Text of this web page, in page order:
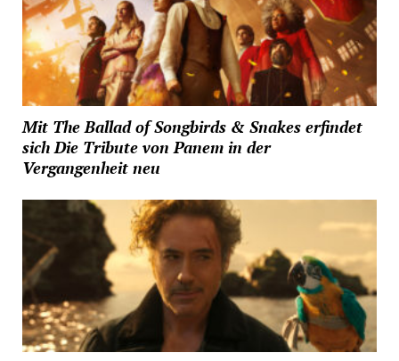
Mit The Ballad of Songbirds & Snakes erfindet
sich Die Tribute von Panem in der
Vergangenheit neu